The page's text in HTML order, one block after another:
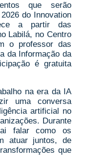
que serão
do Innovation
a partir das
Labilá, no Centro
o professor das
da Informação da
é gratuita
na era da IA
uma conversa
artificial no
Durante
falar como os
atuar juntos, de
que